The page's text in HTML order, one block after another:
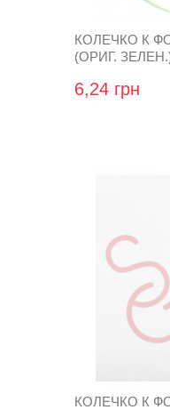
КОЛЕЧКО К
(ОРИГ.
6,24 грн
КОЛЕЧКО К